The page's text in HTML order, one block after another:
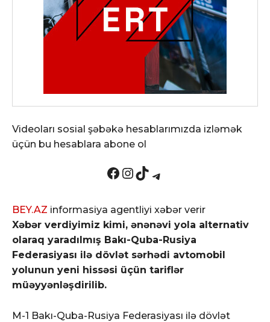
Videoları sosial şəbəkə hesablarımızda izləmək
üçün bu hesablara abone ol
Facebook InstagramTikTok Telegram
BEY.AZ informasiya agentliyi xəbər verir
Xəbər verdiyimiz kimi, ənənəvi yola alternativ
olaraq yaradılmış Bakı-Quba-Rusiya
Federasiyası ilə dövlət sərhədi avtomobil
yolunun yeni hissəsi üçün tariflər
müəyyənləşdirilib.
M-1 Bakı-Quba-Rusiya Federasiyası ilə dövlət